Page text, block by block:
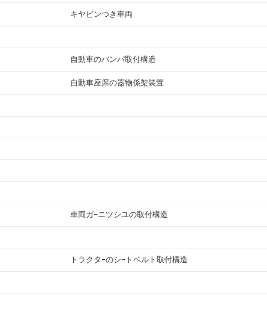
キヤビンつき車両
自動車のバンパ取付構造
自動車座席の器物係架装置
車両ガ−ニツシユの取付構造
トラクタ−のシ−トベルト取付構造